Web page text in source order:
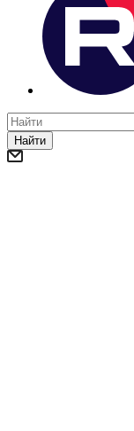
Найти